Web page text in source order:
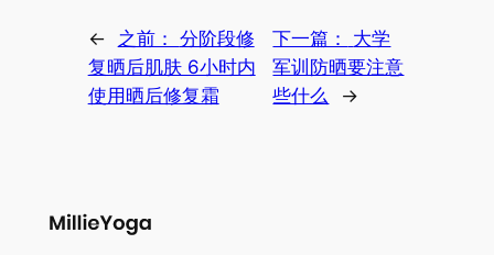
← 之前： 分阶段修
复晒后肌肤 6小时内
使用晒后修复霜
下一篇：
大学
军训防晒要注意
些什么
→